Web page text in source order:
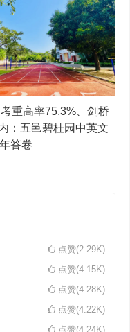
重高率75.3%、剑桥
：五邑碧桂园中英文
答卷
点赞(2.29K)
点赞(4.15K)
点赞(4.28K)
点赞(4.22K)
点赞(4.24K)